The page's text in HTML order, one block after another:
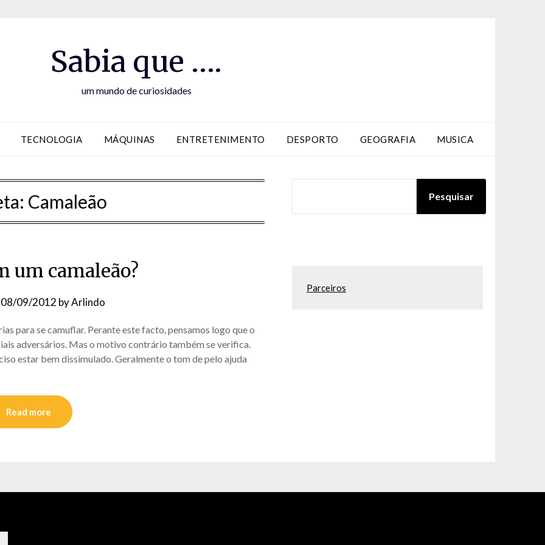
Sabia que ….
um mundo de curiosidades
TECNOLOGIA MÁQUINAS ENTRETENIMENTO DESPORTO GEOGRAFIA MUSICA
Camaleão
um camaleão?
08/09/2012 byArlindo
para se camuflar. Perante este facto, pensamos logo que o
adversários. Mas o motivo contrário também se verifica.
estar bem dissimulado. Geralmente o tom de pelo ajuda
Read more
Pesquisar
Parceiros